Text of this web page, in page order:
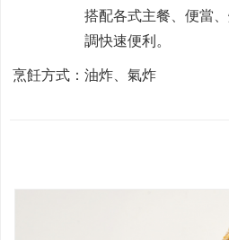
搭配各式主餐、便當
調快速便利。
烹飪方式：油炸、氣炸